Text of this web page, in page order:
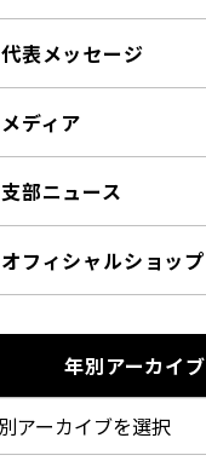
代表メッセージ
メディア
支部ニュース
オフィシャルショップ
年別アーカイブ